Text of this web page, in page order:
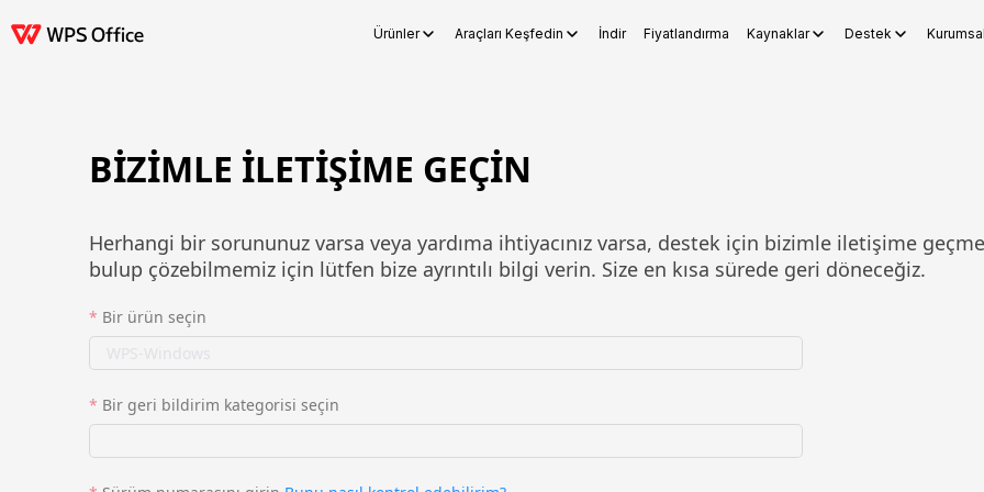
Ürünler Araçları Keşfedin İndir Fiyatlandırma Kaynaklar Destek Kurumsal
BİZİMLE İLETİŞİME GEÇİN
Herhangi bir sorununuz varsa veya yardıma ihtiyacınız varsa, destek için bizimle iletişime
bulup çözebilmemiz için lütfen bize ayrıntılı bilgi verin. Size en kısa sürede geri döneceğiz.
* Bir ürün seçin
* Bir geri bildirim kategorisi seçin